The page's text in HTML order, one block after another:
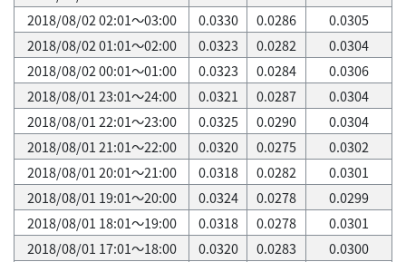
2018/08/02 02:01～03:00
0.0330 0.0286
0.0305
2018/08/02 01:01～02:00
0.0323 0.0282
0.0304
2018/08/02 00:01～01:00
0.0323 0.0284
0.0306
2018/08/01 23:01～24:00
0.0321 0.0287
0.0304
2018/08/01 22:01～23:00
0.0325 0.0290
0.0304
2018/08/01 21:01～22:00
0.0320 0.0275
0.0302
2018/08/01 20:01～21:00
0.0318 0.0282
0.0301
2018/08/01 19:01～20:00
0.0324 0.0278
0.0299
2018/08/01 18:01～19:00
0.0318 0.0278
0.0301
2018/08/01 17:01～18:00
0.0320 0.0283
0.0300